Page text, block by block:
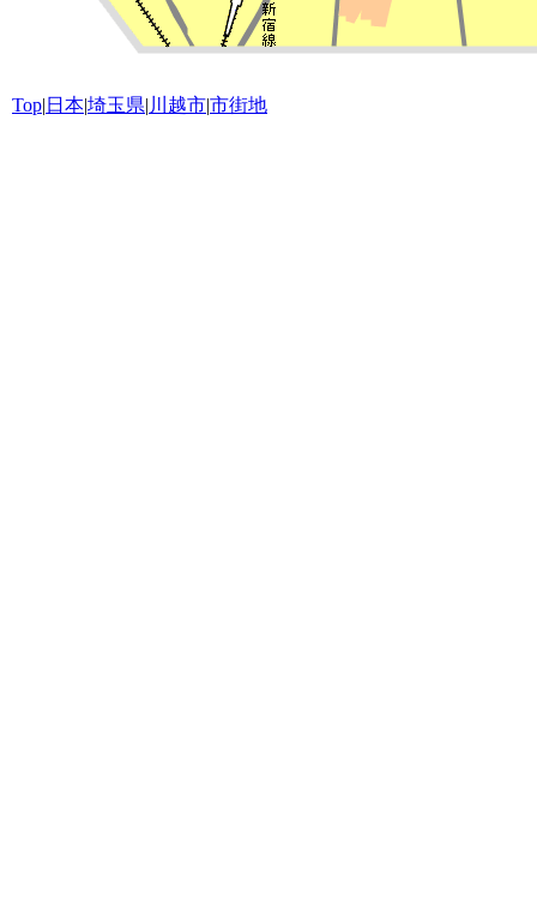
Top| 日本|埼玉県| 川越市|市街地